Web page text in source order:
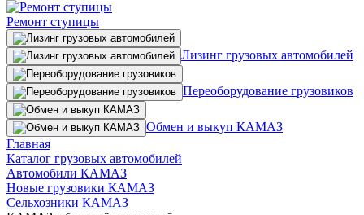
Ремонт ступицы
Лизинг грузовых автомобилей
Переоборудование грузовиков
Обмен и выкуп КАМАЗ
Главная
Каталог грузовых автомобилей
Автомобили КАМАЗ
Новые грузовики КАМАЗ
Сельхозники КАМАЗ